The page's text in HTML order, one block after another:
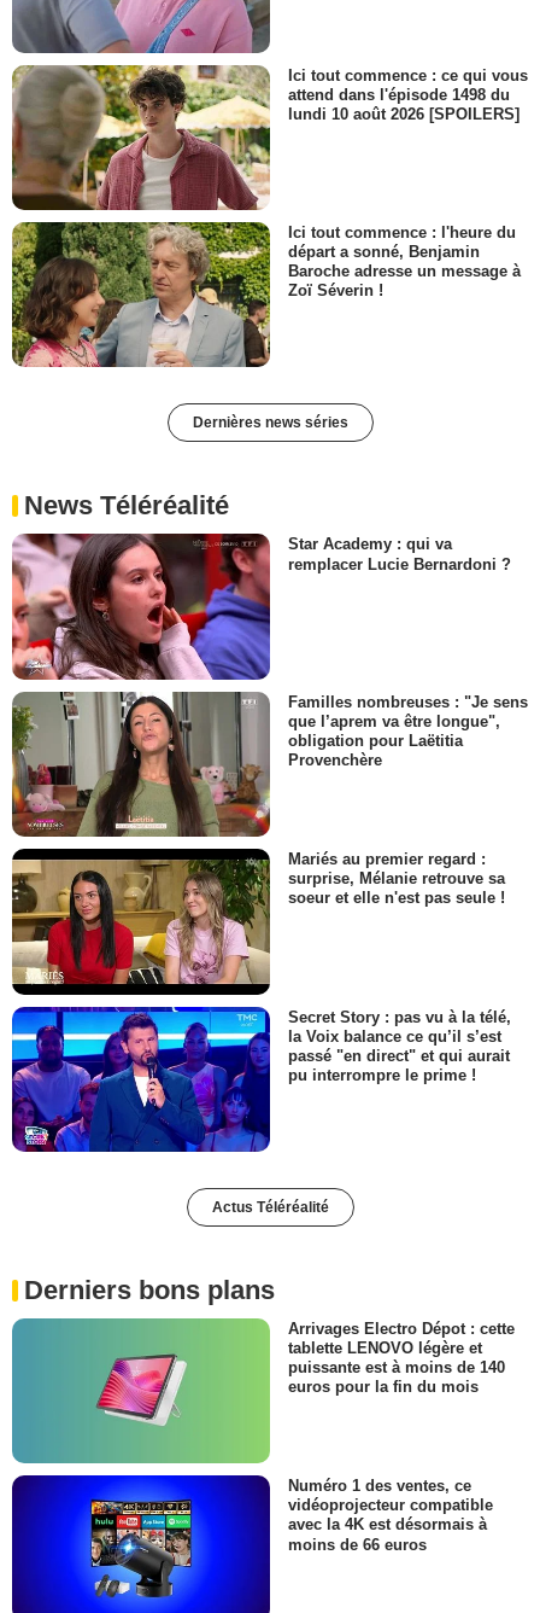
Ici tout commence : ce qui vous
attend dans l'épisode 1498 du
lundi 10 août 2026 [SPOILERS]
Ici tout commence : l'heure du
départ a sonné, Benjamin
Baroche adresse un message à
Zoï Séverin !
Dernières news séries
News Téléréalité
Star Academy : qui va
remplacer Lucie Bernardoni ?
Familles nombreuses : "Je sens
que l’aprem va être longue",
obligation pour Laëtitia
Provenchère
Mariés au premier regard :
surprise, Mélanie retrouve sa
soeur et elle n'est pas seule !
Secret Story : pas vu à la télé,
la Voix balance ce qu’il s’est
passé "en direct" et qui aurait
pu interrompre le prime !
Actus Téléréalité
Derniers bons plans
Arrivages Electro Dépot : cette
tablette LENOVO légère et
puissante est à moins de 140
euros pour la fin du mois
Numéro 1 des ventes, ce
vidéoprojecteur compatible
avec la 4K est désormais à
moins de 66 euros